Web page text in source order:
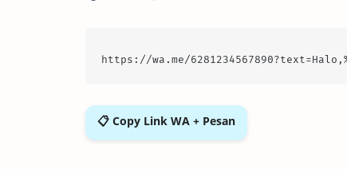
https://wa.me/
📋 Copy Link WA + Pesan